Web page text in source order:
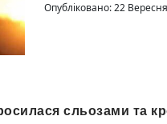
Опубліковано: 22
сльозами та